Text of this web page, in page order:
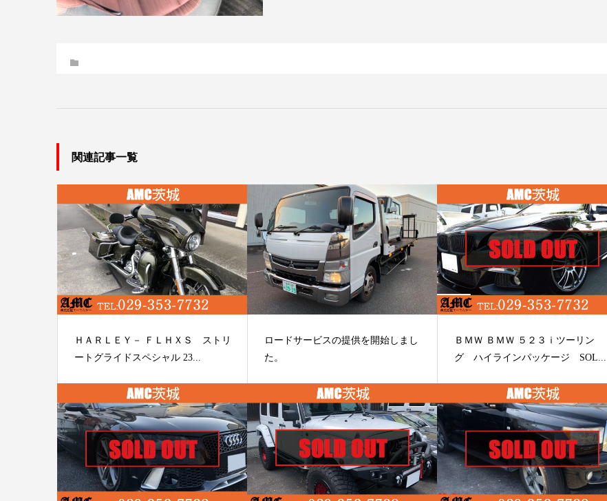
関連記事一覧
ＨＡＲＬＥＹ－ ＦＬＨＸＳ ストリ
ートグライドスペシャル 23...
ロードサービスの提供を開始しまし
た。
ＢＭＷ ＢＭＷ ５２３ｉツーリン
グ ハイラインパッケージ SOL...